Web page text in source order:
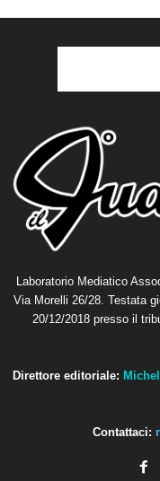
Laboratorio Mediatico
Via Morelli 26/28. Testata
20/12/2018 presso il
Direttore editoriale:
Contattaci: